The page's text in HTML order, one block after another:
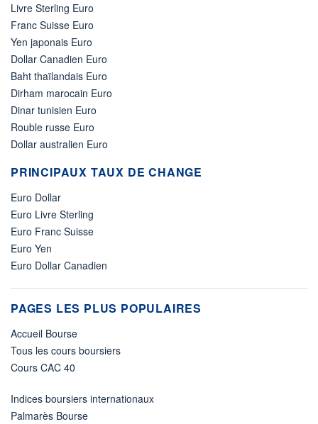
Livre Sterling Euro
Franc Suisse Euro
Yen japonais Euro
Dollar Canadien Euro
Baht thaïlandais Euro
Dirham marocain Euro
Dinar tunisien Euro
Rouble russe Euro
Dollar australien Euro
PRINCIPAUX TAUX DE CHANGE
Euro Dollar
Euro Livre Sterling
Euro Franc Suisse
Euro Yen
Euro Dollar Canadien
PAGES LES PLUS POPULAIRES
Accueil Bourse
Tous les cours boursiers
Cours CAC 40
Indices boursiers internationaux
Palmarès Bourse